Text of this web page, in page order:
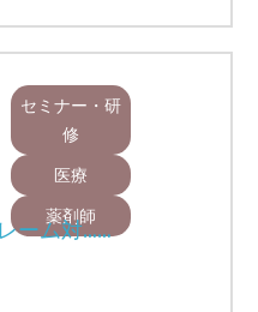
セミナー・研
修
医療
薬剤師
ーム対……